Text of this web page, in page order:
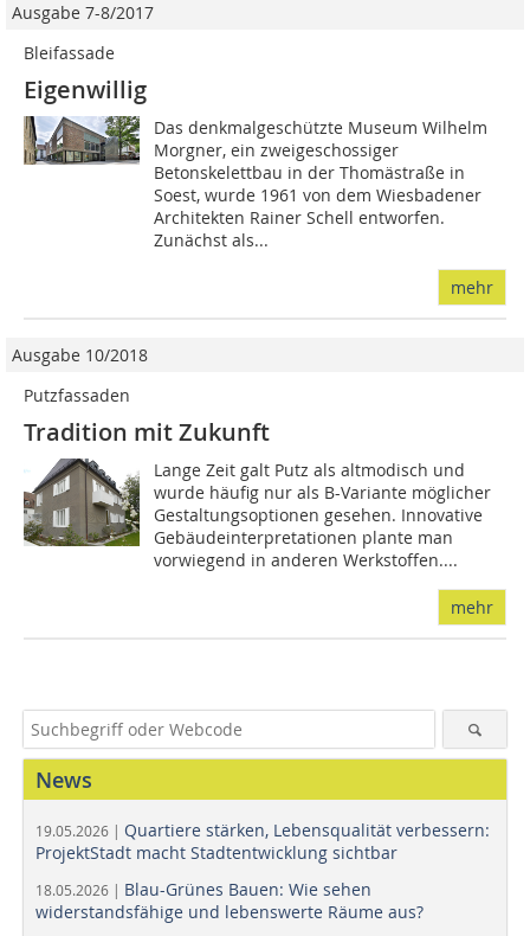
Ausgabe 7-8/2017
Bleifassade
Eigenwillig
Das denkmalgeschützte Museum Wilhelm
Morgner, ein zweigeschossiger
Betonskelettbau in der Thomästraße in
Soest, wurde 1961 von dem Wiesbadener
Architekten Rainer Schell entworfen.
Zunächst als...
mehr
Ausgabe 10/2018
Putzfassaden
Tradition mit Zukunft
Lange Zeit galt Putz als altmodisch und
wurde häufig nur als B-Variante möglicher
Gestaltungsoptionen gesehen. Innovative
Gebäudeinterpretationen plante man
vorwiegend in anderen Werkstoffen....
mehr
News
19.05.2026 | Quartiere stärken, Lebensqualität verbessern:
ProjektStadt macht Stadtentwicklung sichtbar
18.05.2026 | Blau-Grünes Bauen: Wie sehen
widerstandsfähige und lebenswerte Räume aus?